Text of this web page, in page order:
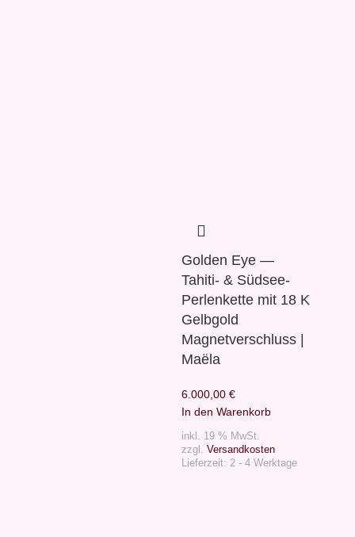
Golden Eye —
Tahiti- & Südsee-
Perlenkette mit 18 K
Gelbgold
Magnetverschluss |
Maëla
6.000,00 €
In den Warenkorb
inkl. 19 % MwSt.
zzgl. Versandkosten
Lieferzeit: 2 - 4 Werktage